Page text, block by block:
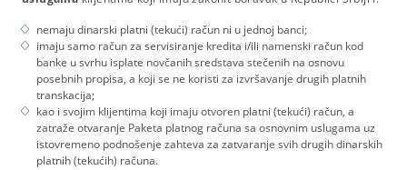
nemaju dinarski platni (tekući) račun ni u jednoj banci;
imaju samo račun za servisiranje kredita i/ili namenski račun kod
banke u svrhu isplate novčanih sredstava stečenih na osnovu
posebnih propisa, a koji se ne koristi za izvršavanje drugih platnih
transkacija;
kao i svojim klijentima koji imaju otvoren platni (tekući) račun, a
zatraže otvaranje Paketa platnog računa sa osnovnim uslugama uz
istovremeno podnošenje zahteva za zatvaranje svih drugih dinarskih
platnih (tekućih) računa.